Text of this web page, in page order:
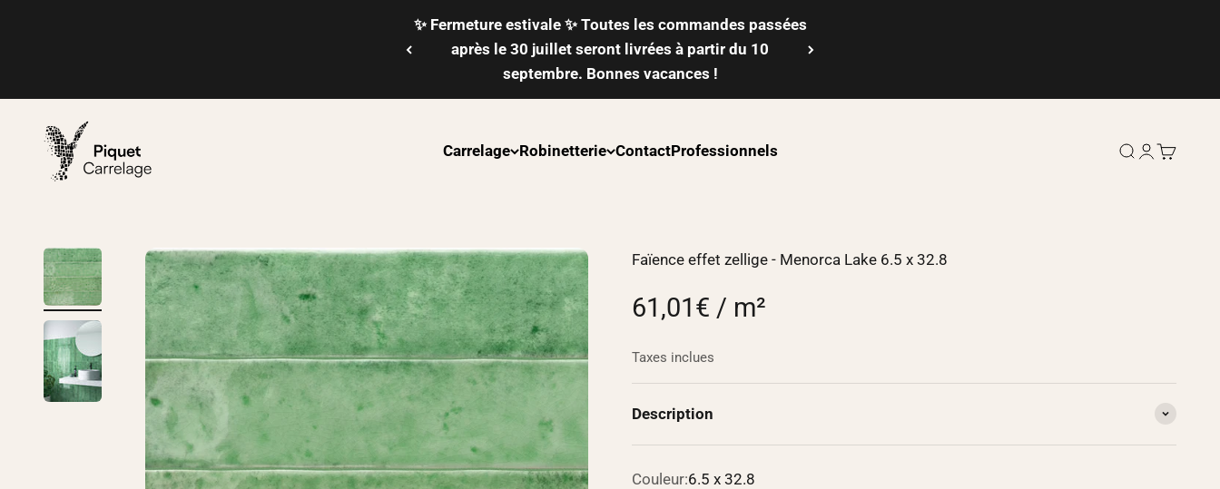
✨ Fermeture estivale ✨ Toutes les commandes passées
après le 30 juillet seront livrées à partir du 10
septembre. Bonnes vacances !
Carrelage Robinetterie ContactProfessionnels
Piquet Carrelage
Ouvrir la
Ouvrir le
Voir le
Faïence effet zellige - Menorca Lake 6.5 x 32.8
61,01€ / m²
Taxes inclues
Description
Couleur:6.5 x 32.8